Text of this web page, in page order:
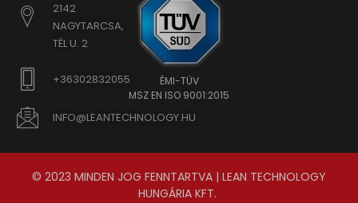
2142
NAGYTARCSA,
TÉL U. 2
+36302832055
INFO@LEANTECHNOLOGY.HU
ÉMI-TÜV
MSZ EN ISO 9001:2015
© 2023 MINDEN JOG FENNTARTVA | LEAN TECHNOLOGY
HUNGÁRIA KFT.